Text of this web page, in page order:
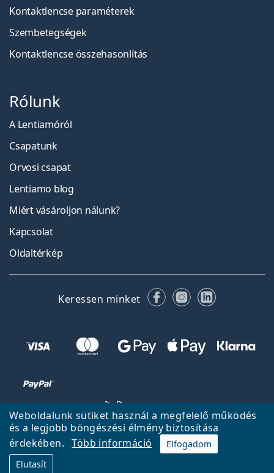
Weboldalunk sütiket használ a megfelelő működés
és a legjobb böngészési élmény biztosítása
érdekében.
Több információ
Elfogadom
Elutasít
Kontaktlencse paraméterek
Szembetegségek
Kontaktlencse összehasonlítás
Rólunk
A Lentiamóról
Csapatunk
Orvosi csapat
Lentiamo blog
Miért vásároljon nálunk?
Kapcsolat
Oldaltérkép
Keressen minket FacebookInstagram
LinkedIn
Fel